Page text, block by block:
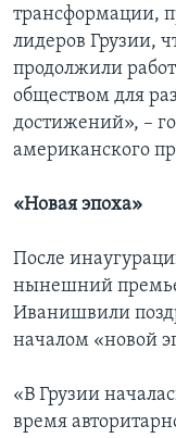
трансформации,
лидеров Грузии,
продолжили
обществом для
достижений», –
американского
«Новая эпоха»
После
нынешний
Иванишвили
началом «новой
«В Грузии
время